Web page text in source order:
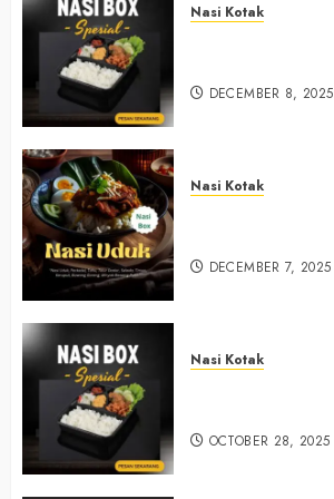
Nasi Kotak
DECEMBER 8, 2025
Nasi Kotak
DECEMBER 7, 2025
Nasi Kotak
OCTOBER 28, 2025